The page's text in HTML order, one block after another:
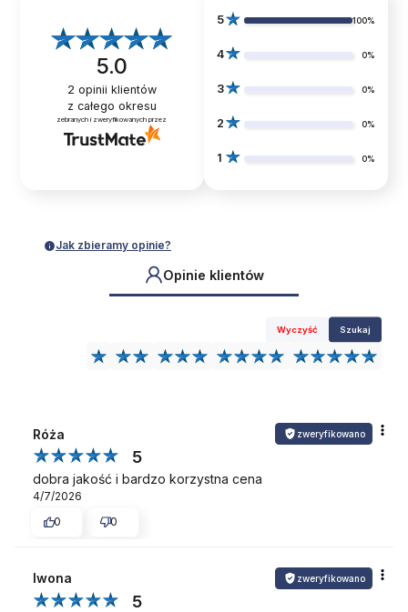
5.0
2 opinii klientów
z całego okresu
zebranych i zweryfikowanych przez
5 100%
4 0%
3 0%
2 0%
1 0%
Jak zbieramy opinie?
Opinie klientów
Wyczyść Szukaj
Róża zweryfikowano
5
dobra jakość i bardzo korzystna cena
4/7/2026
0
0
Iwona zweryfikowano
5